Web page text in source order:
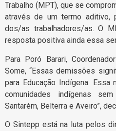
Trabalho (MPT), que se
através de um termo aditivo,
dos/as trabalhadores/as. O
resposta positiva ainda essa
Para Poró Barari,
Some, “Essas demissões
para Educação Indígena. Essa
comunidades indígenas
Santarém, Belterra e Aveiro”,
O Sintepp está na luta pelos